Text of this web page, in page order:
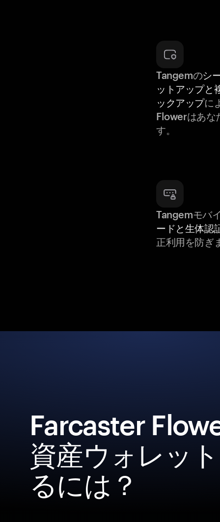
Tangemのシ
ットアップと
ックアップに
Flowerはあな
す。
Tangemモバ
ードと生体認
正利用を防ぎ
Farcaster
資産ウォレッ
るには？